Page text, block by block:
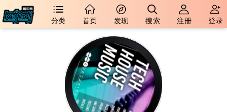
分类 首页 发现 搜索 注册 登录